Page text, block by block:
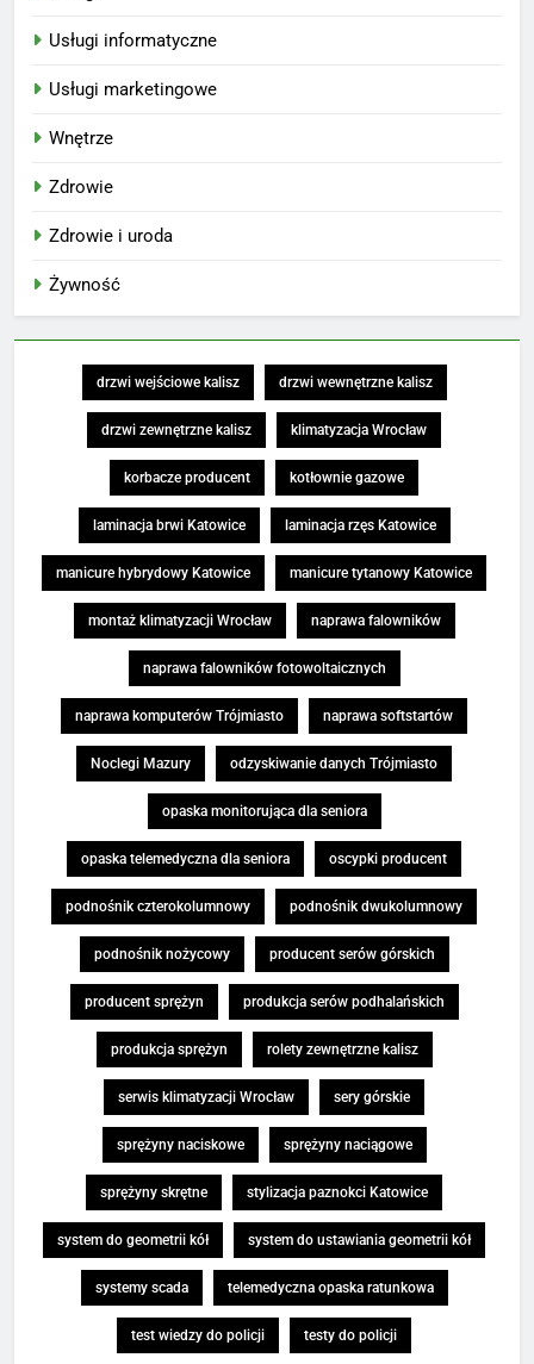
Usługi informatyczne
Usługi marketingowe
Wnętrze
Zdrowie
Zdrowie i uroda
Żywność
drzwi wejściowe kalisz drzwi wewnętrzne kalisz
drzwi zewnętrzne kalisz klimatyzacja Wrocław
korbacze producent kotłownie gazowe
laminacja brwi Katowice laminacja rzęs Katowice
manicure hybrydowy Katowice manicure tytanowy Katowice
montaż klimatyzacji Wrocław naprawa falowników
naprawa falowników fotowoltaicznych
naprawa komputerów Trójmiasto naprawa softstartów
Noclegi Mazury odzyskiwanie danych Trójmiasto
opaska monitorująca dla seniora
opaska telemedyczna dla seniora oscypki producent
podnośnik czterokolumnowy podnośnik dwukolumnowy
podnośnik nożycowy producent serów górskich
producent sprężyn produkcja serów podhalańskich
produkcja sprężyn rolety zewnętrzne kalisz
serwis klimatyzacji Wrocław sery górskie
sprężyny naciskowe sprężyny naciągowe
sprężyny skrętne stylizacja paznokci Katowice
system do geometrii kół system do ustawiania geometrii kół
systemy scada telemedyczna opaska ratunkowa
test wiedzy do policji testy do policji